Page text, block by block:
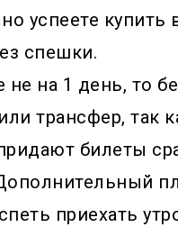
успеете купить
спешки.
не на 1 день, то
трансфер, так
билеты
приехать